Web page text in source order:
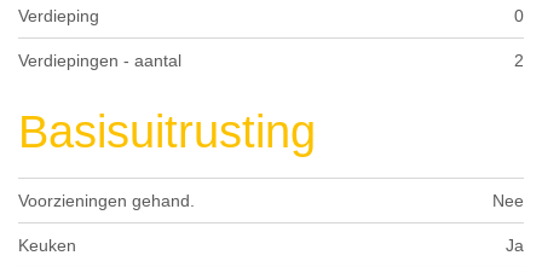
Verdieping 0
Verdiepingen - aantal 2
Basisuitrusting
Voorzieningen gehand. Nee
Keuken Ja